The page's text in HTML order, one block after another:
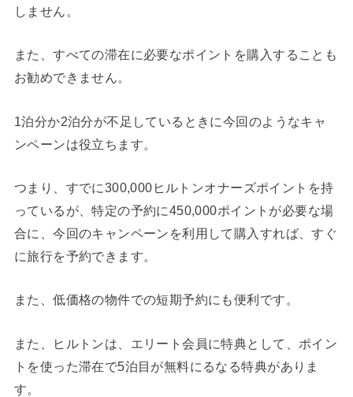
しません。
また、すべての滞在に必要なポイントを購入することも
お勧めできません。
1泊分か2泊分が不足しているときに今回のようなキャ
ンペーンは役立ちます。
つまり、すでに300,000ヒルトンオナーズポイントを持
っているが、特定の予約に450,000ポイントが必要な場
合に、今回のキャンペーンを利用して購入すれば、すぐ
に旅行を予約できます。
また、低価格の物件での短期予約にも便利です。
また、ヒルトンは、エリート会員に特典として、ポイン
トを使った滞在で5泊目が無料にるなる特典がありま
す。